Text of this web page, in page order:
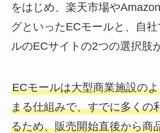
をはじめ、楽天市場や
グといったECモールと、自
ルのECサイトの2つの選択肢
ECモールは大型商業施設の
まる仕組みで、すでに多くの
るため、販売開始直後から商